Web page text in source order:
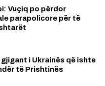
Vuçiq po përdor
parapolicore për të
i Ukrainës që ishte
të Prishtinës